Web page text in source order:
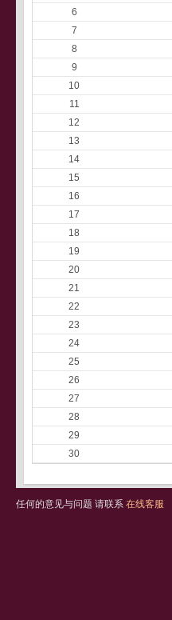
6
7
8
9
10
11
12
13
14
15
16
17
18
19
20
21
22
23
24
25
26
27
28
29
30
任何的意见与问题 请联系 在线客服